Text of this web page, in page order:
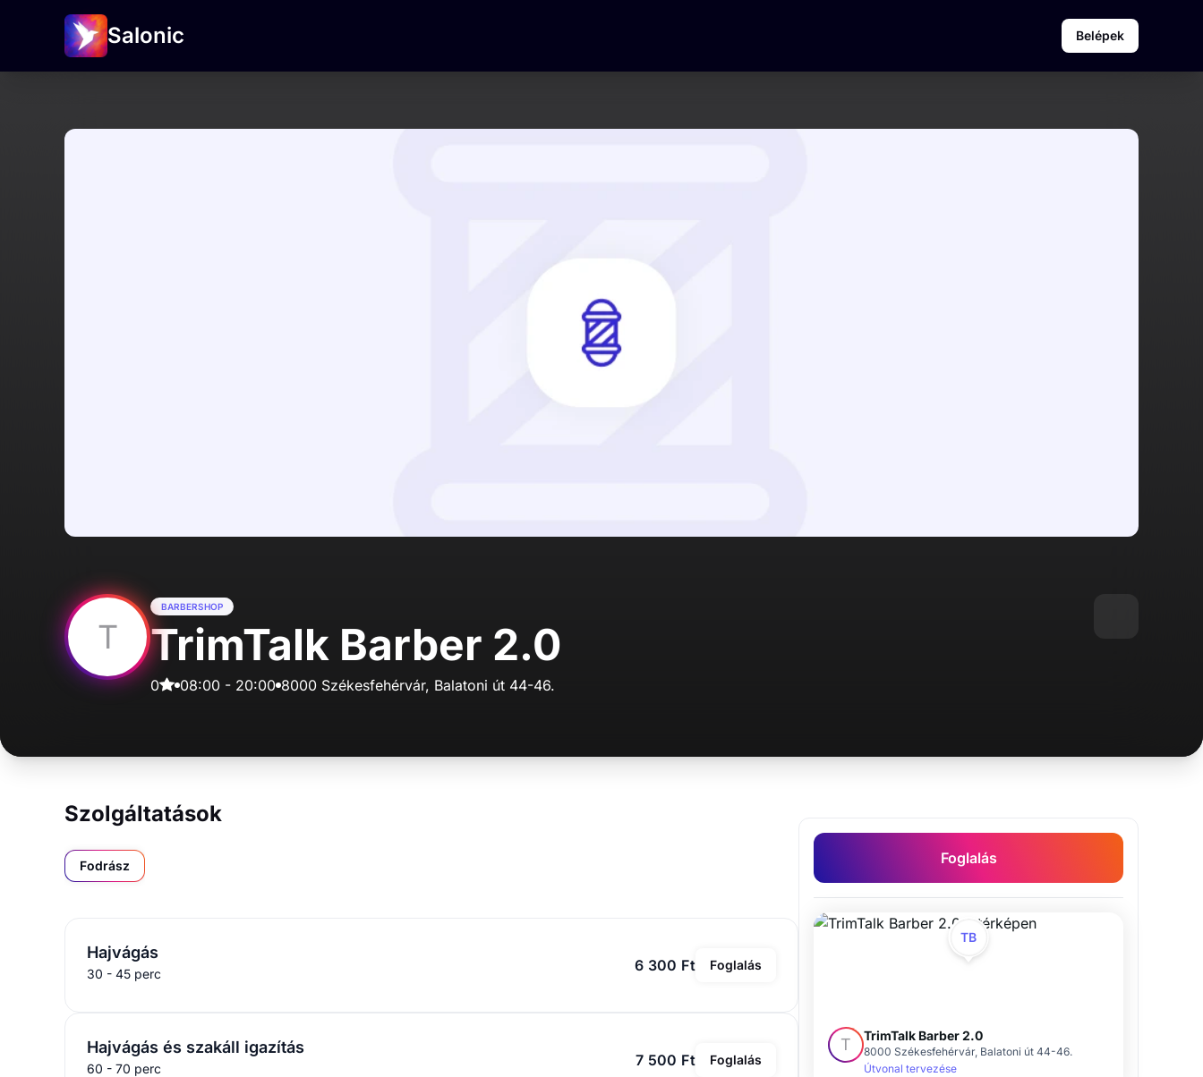
Salonic Belépek
T
BARBERSHOP
TrimTalk Barber 2.0
0 08:00- 20:00 8000 Székesfehérvár, Balatoni út 44-46.
Szolgáltatások
Fodrász
Hajvágás
30 - 45 perc 6 300 Ft Foglalás
Hajvágás és szakáll igazítás
60 - 70 perc 7 500 Ft Foglalás
Foglalás
TB
T TrimTalk Barber 2.0
8000 Székesfehérvár, Balatoni út 44-46.
Útvonal tervezése